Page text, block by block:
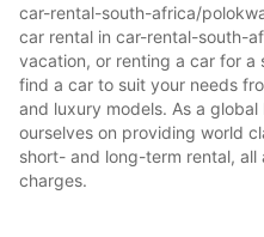
car-rental-south-africa/
car rental in car-rental-south-
vacation, or renting a car for a
find a car to suit your needs
and luxury models. As a
ourselves on providing world
short- and long-term rental,
charges.